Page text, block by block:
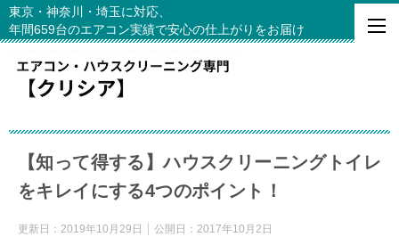
東京・神奈川・埼玉に対応、
年間659台のエアコン実績で安心の仕上がりをお届け
【知って得する】ハウスクリーニングトイレ
をキレイにする4つのポイント！
更新日： 2019年10月29日 公開日： 2017年10月2日